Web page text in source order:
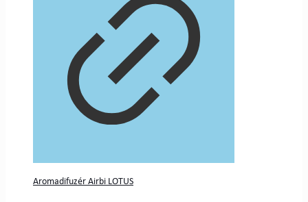
Aromadifuzér Airbi LOTUS